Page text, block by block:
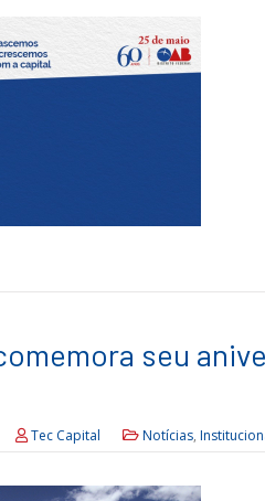
seu
Tec Capital Notícias,